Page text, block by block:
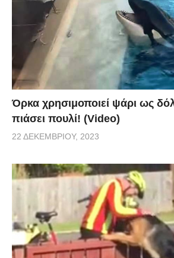
Όρκα χρησιμοποιεί ψάρι ως
πιάσει πουλί! (Video)
22 ΔΕΚΕΜΒΡΊΟΥ, 2023